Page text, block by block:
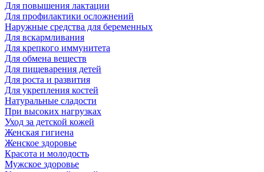
Для повышения лактации
Для профилактики осложнений
Наружные средства для беременных
Для вскармливания
Для крепкого иммунитета
Для обмена веществ
Для пищеварения детей
Для роста и развития
Для укрепления костей
Натуральные сладости
При высоких нагрузках
Уход за детской кожей
Женская гигиена
Женское здоровье
Красота и молодость
Мужское здоровье